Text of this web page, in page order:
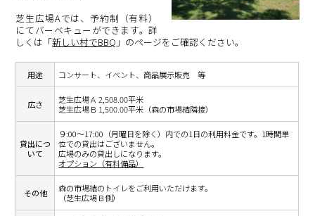
芝生広場Aでは、予約制（有料）
にてバーベキューができます。詳
しくは「新しい村でBBQ 」のページをご確認ください。
用途 コンサート、イベント、商品展示販売 等
広さ
芝生広場Ａ 2,508.00平米
芝生広場Ｂ 1,500.00平米（森の市場結隣接）
貸出につ
いて
９:00～17:00（月曜日を除く）内での1日の利用料金です。1時間単
位での貸出はございません。
広場のみの貸出しになります。
オプション（有料備品）
その他
森の市場結のトイレをご利用いただけます。
（芝生広場Ｂ側）